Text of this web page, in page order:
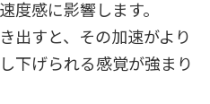
度感に影響します。
出すと、その加速がより
下げられる感覚が強まり